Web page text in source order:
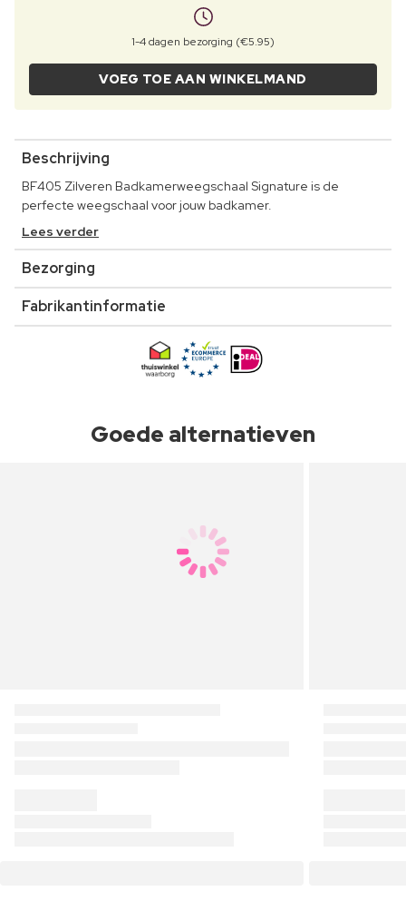
1-4 dagen bezorging (€5.95)
VOEG TOE AAN WINKELMAND
Beschrijving
BF405 Zilveren Badkamerweegschaal Signature is de
perfecte weegschaal voor jouw badkamer.
Lees verder
Bezorging
Fabrikantinformatie
Goede alternatieven